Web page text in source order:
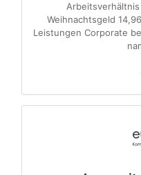
Weihnachtsgeld
Leistungen Corporate